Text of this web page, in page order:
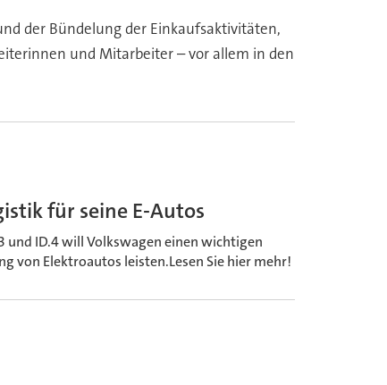
der Bündelung der Einkaufsaktivitäten,
und Mitarbeiter – vor allem in den
für seine E-Autos
ID.4 will Volkswagen einen wichtigen
von Elektroautos leisten.Lesen Sie hier mehr!